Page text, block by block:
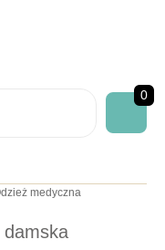
0
medyczna